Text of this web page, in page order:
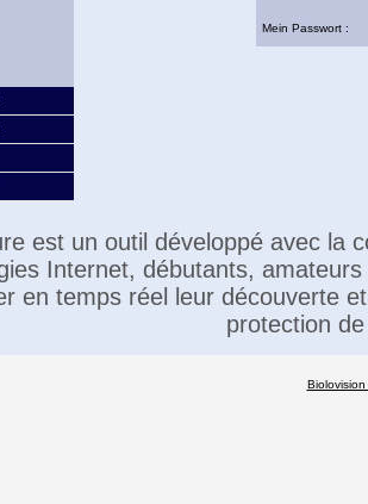
Mein Passwort :
est un outil développé avec la
Internet, débutants,
en temps réel leur découverte
protection
Biolovision